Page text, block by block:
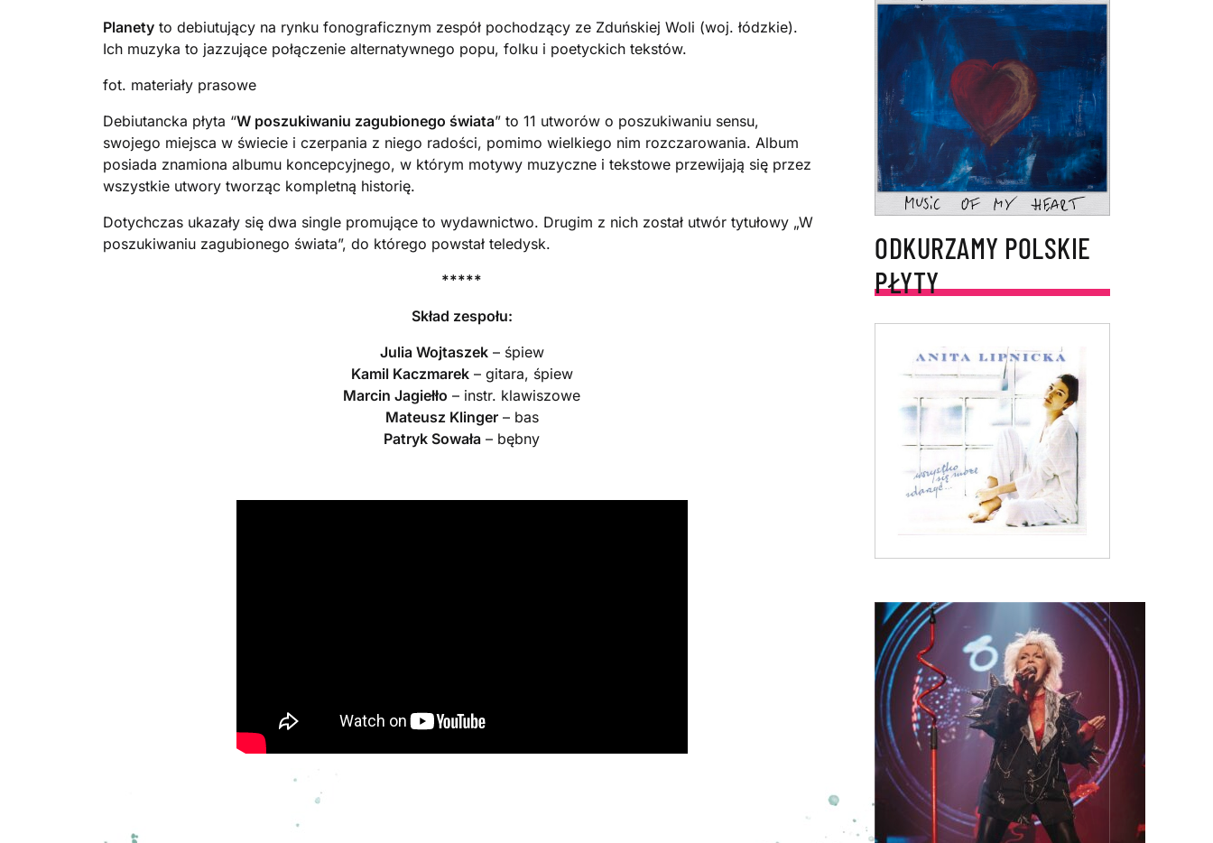
Planety to debiutujący na rynku fonograficznym zespół pochodzący ze Zduńskiej Woli (woj. łódzkie).
Ich muzyka to jazzujące połączenie alternatywnego popu, folku i poetyckich tekstów.
fot. materiały prasowe
Debiutancka płyta “W poszukiwaniu zagubionego świata” to 11 utworów o poszukiwaniu sensu,
swojego miejsca w świecie i czerpania z niego radości, pomimo wielkiego nim rozczarowania. Album
posiada znamiona albumu koncepcyjnego, w którym motywy muzyczne i tekstowe przewijają się przez
wszystkie utwory tworząc kompletną historię.
Dotychczas ukazały się dwa single promujące to wydawnictwo. Drugim z nich został utwór tytułowy „W
poszukiwaniu zagubionego świata”, do którego powstał teledysk.
*****
Skład zespołu:
Julia Wojtaszek– śpiew
Kamil Kaczmarek– gitara, śpiew
Marcin Jagiełło – instr. klawiszowe
Mateusz Klinger– bas
Patryk Sowała – bębny
ODKURZAMY POLSKIE
PŁYTY